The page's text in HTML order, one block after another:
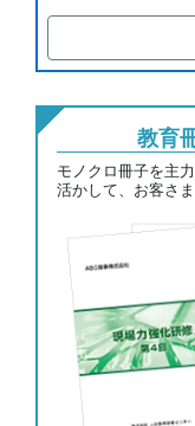
教育
モノクロ冊子を主
活かして、お客さ